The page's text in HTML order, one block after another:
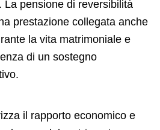
La pensione di reversibilità
prestazione collegata anche
la vita matrimoniale e
di un sostegno
il rapporto economico e